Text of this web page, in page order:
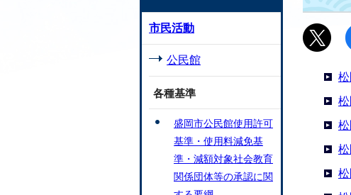
市民活動
公民館
各種基準
盛岡市公民館使用許可
基準・使用料減免基
準・減額対象社会教育
関係団体等の承認に関